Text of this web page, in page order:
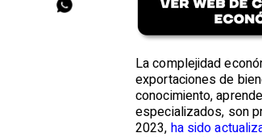
La complejidad
exportaciones de
conocimiento,
especializados, son
2023, ha sido